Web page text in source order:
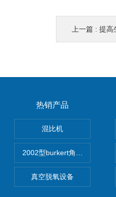
上一篇 : 提高
热销产品
混比机
2002型burkert角座阀
真空脱氧设备